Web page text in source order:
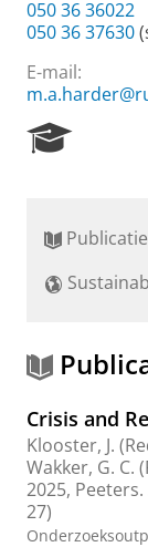
050 36 36022
050 36 37630
E-mail:
r
h
r
t
l
Crisis and
Klooster, J.
Wakker, G. C.
2025, Peeters.
27)